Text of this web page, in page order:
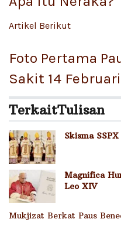
Artikel Berikut
Foto Pertama
Sakit 14
TerkaitTulisan
Skisma SSPX
Magnifica
Leo XIV
Mukjizat Berkat Paus